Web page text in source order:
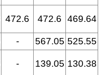
472.6 472.6 469.64
- 567.05 525.55
- 139.05 130.38